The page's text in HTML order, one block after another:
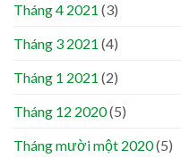
Tháng 4 2021 (3)
Tháng 3 2021 (4)
Tháng 1 2021 (2)
Tháng 12 2020(5)
Tháng mười một 2020(5)